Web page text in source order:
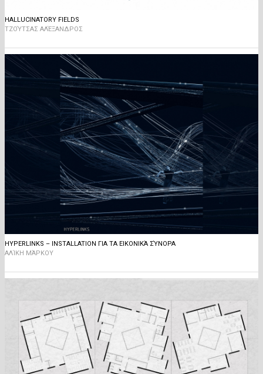
HALLUCINATORY FIELDS
ΤΖΟΎΤΣΑΣ ΑΛΈΞΑΝΔΡΟΣ
HYPERLINKS – INSTALLATION ΓΙΑ ΤΑ ΕΙΚΟΝΙΚΆ ΣΎΝΟΡΑ
ΑΛΊΚΗ ΜΆΡΚΟΥ